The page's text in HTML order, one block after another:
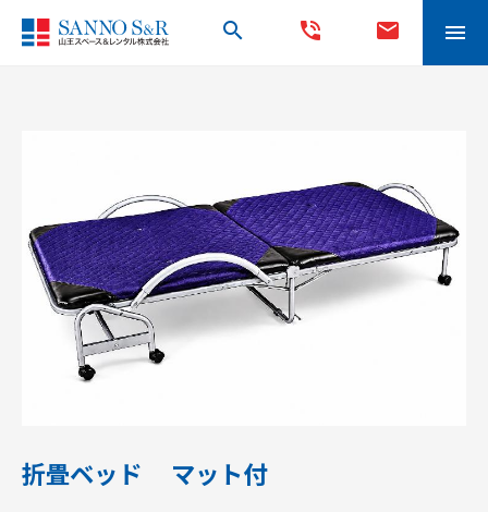
search phone_in_talk mail menu
折畳ベッド マット付